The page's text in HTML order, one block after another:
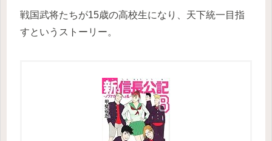
戦国武将たちが15歳の高校生になり、天下統一目指
すというストーリー。